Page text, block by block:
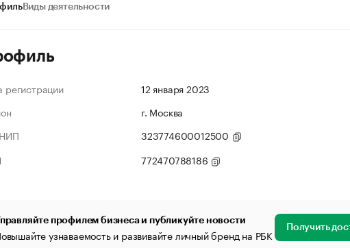
Виды деятельности
регистрации
12 января 2023
г. Москва
323774600012500
772470788186
профилем бизнеса и публикуйте новости
узнаваемость и развивайте личный бренд на РБК Получить